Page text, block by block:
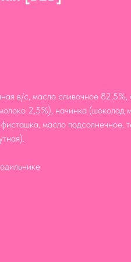
в/с, масло сливочное 82,5%,
2,5%), начинка (шоколад
масло подсолнечное,